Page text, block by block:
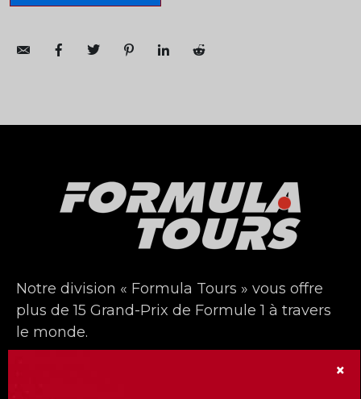
Notre division « Formula Tours » vous offre
plus de 15 Grand-Prix de Formule 1 à travers
le monde.
×